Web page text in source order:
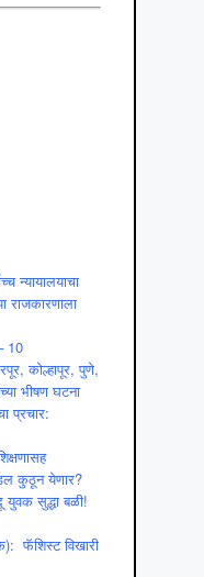
न्यायालयाचा
राजकारणाला
10
कोल्हापूर, पुणे,
भीषण घटना
प्रचार:
कुठून येणार?
युवक सुद्धा बळी!
फॅशिस्ट विखारी